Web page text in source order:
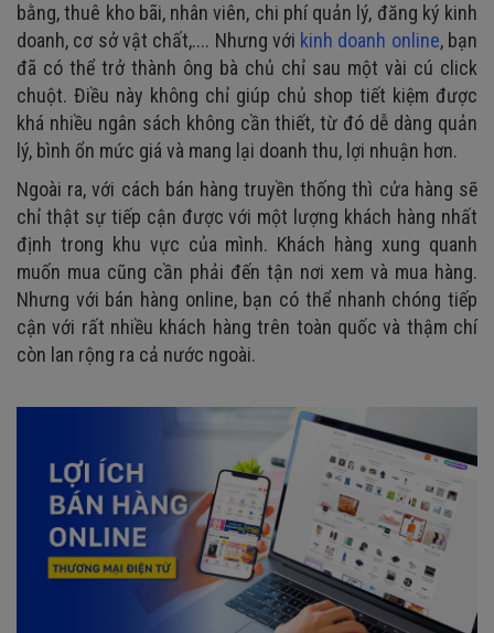
bằng, thuê kho bãi, nhân viên, chi phí quản lý, đăng ký kinh
doanh, cơ sở vật chất,.... Nhưng với kinh doanh online, bạn
đã có thể trở thành ông bà chủ chỉ sau một vài cú click
chuột. Điều này không chỉ giúp chủ shop tiết kiệm được
khá nhiều ngân sách không cần thiết, từ đó dễ dàng quản
lý, bình ổn mức giá và mang lại doanh thu, lợi nhuận hơn.
Ngoài ra, với cách bán hàng truyền thống thì cửa hàng sẽ
chỉ thật sự tiếp cận được với một lượng khách hàng nhất
định trong khu vực của mình. Khách hàng xung quanh
muốn mua cũng cần phải đến tận nơi xem và mua hàng.
Nhưng với bán hàng online, bạn có thể nhanh chóng tiếp
cận với rất nhiều khách hàng trên toàn quốc và thậm chí
còn lan rộng ra cả nước ngoài.